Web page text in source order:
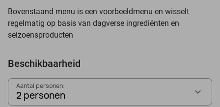
Bovenstaand menu is een voorbeeldmenu en wisselt
regelmatig op basis van dagverse ingrediënten en
seizoensproducten
Beschikbaarheid
Aantal personen:
2 personen